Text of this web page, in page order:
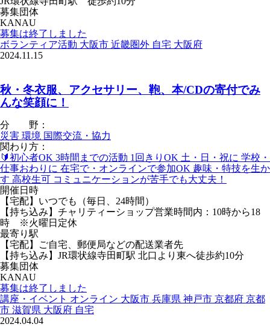
募集団体
KANAU
募集は終了しました
ボランティア活動 大阪市 近畿圏外 自宅 大阪府
2024.11.15
秋・冬衣服、アクセサリー、鞄、本/CDの寄付でみ
んな笑顔に！
分 野：
災害 環境 国際交流・協力
関わり方：
🔰初心者OK 3時間までの活動 1回きりOK 土・日・祝に 学校・
仕事おわりに 在宅で・オンラインで参加OK 趣味・特技を生か
す 高校生可 コミュニケーションが苦手でも大丈夫！
開催日時
【宅配】いつでも（毎日、24時間）
【持ち込み】チャリティーショップ営業時間内：10時から18
時 ※火曜日定休
最寄り駅
【宅配】ご自宅、郵便局などの配送業者先
【持ち込み】JR環状線寺田町駅 北口より東へ徒歩約10分
募集団体
KANAU
募集は終了しました
講座・イベント オンライン 大阪市 兵庫県 神戸市 京都府 京都
市 滋賀県 大阪府 自宅
2024.04.04